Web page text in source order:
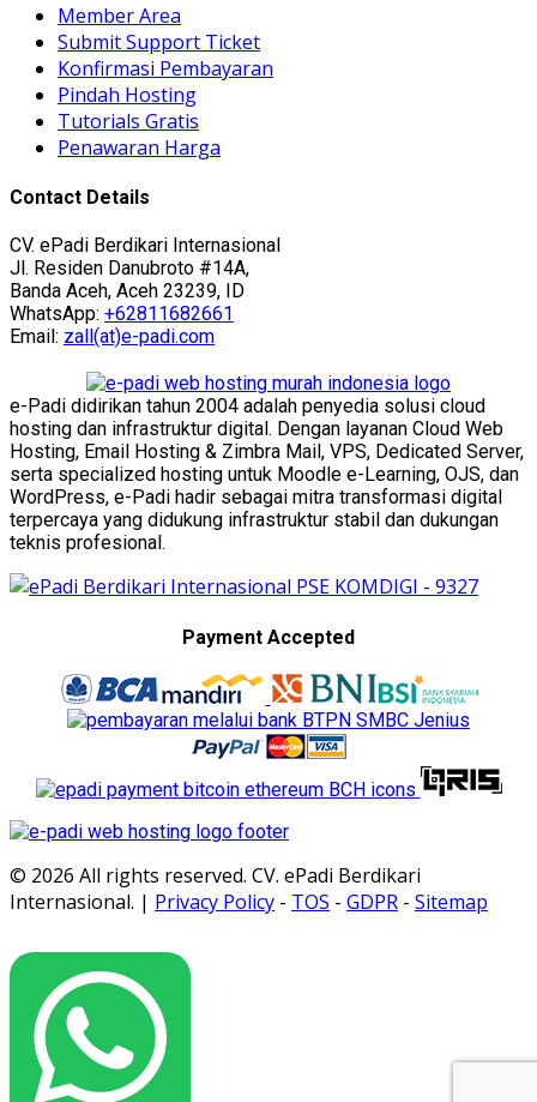
Member Area
Submit Support Ticket
Konfirmasi Pembayaran
Pindah Hosting
Tutorials Gratis
Penawaran Harga
Contact Details
CV. ePadi Berdikari Internasional
Jl. Residen Danubroto #14A,
Banda Aceh, Aceh 23239, ID
WhatsApp: +62811682661
Email: zall(at)e-padi.com
e-Padi didirikan tahun 2004 adalah penyedia solusi cloud
hosting dan infrastruktur digital. Dengan layanan Cloud Web
Hosting, Email Hosting & Zimbra Mail, VPS, Dedicated Server,
serta specialized hosting untuk Moodle e-Learning, OJS, dan
WordPress, e-Padi hadir sebagai mitra transformasi digital
terpercaya yang didukung infrastruktur stabil dan dukungan
teknis profesional.
Payment Accepted
© 2026 All rights reserved. CV. ePadi Berdikari
Internasional. | Privacy Policy - TOS - GDPR - Sitemap